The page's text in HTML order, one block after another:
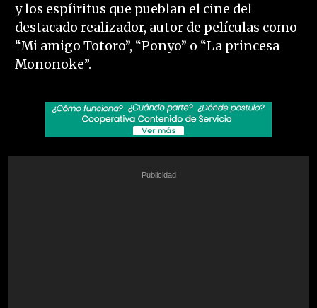
y los espíiritus que pueblan el cine del
destacado realizador, autor de películas como
“Mi amigo Totoro”, “Ponyo” o “La princesa
Mononoke”.